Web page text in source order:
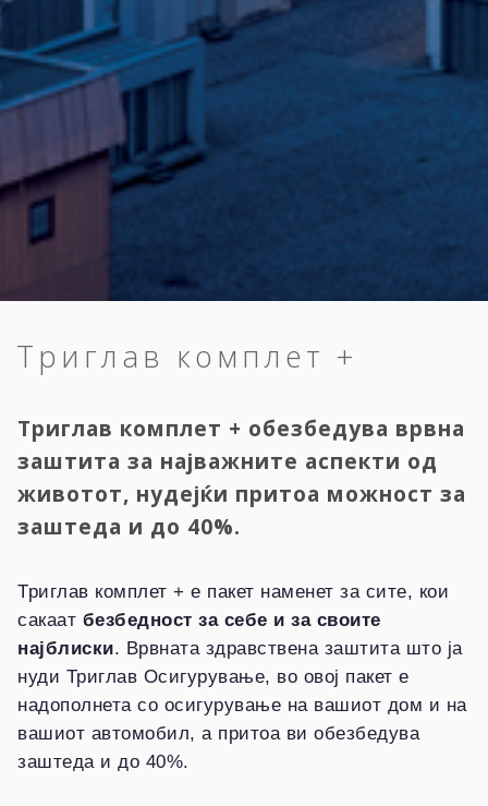
Триглав комплет +
Триглав комплет + обезбедува врвна
заштита за најважните аспекти од
животот, нудејќи притоа можност за
заштеда и до 40%.
Триглав комплет + е пакет наменет за сите, кои
сакаат безбедност за себе и за своите
најблиски. Врвната здравствена заштита што ја
нуди Триглав Осигурување, во овој пакет е
надополнета со осигурување на вашиот дом и на
вашиот автомобил, а притоа ви обезбедува
заштеда и до 40%.